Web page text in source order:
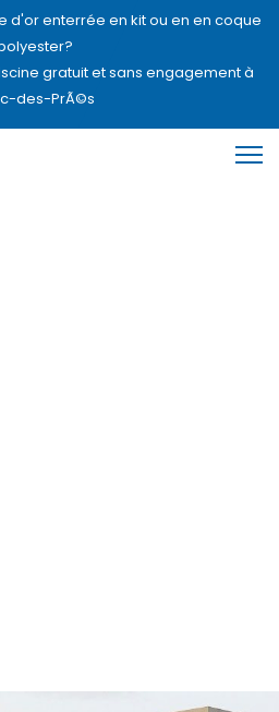
d'or enterrée en kit ou en en coque
gratuit et sans engagement à
des-PrÃ©s